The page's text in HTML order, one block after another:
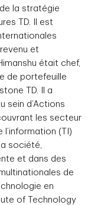
la stratégie
TD. Il est
et
était chef,
de portefeuille
TD. Il a
sein d’Actions
les secteur
(TI)
société,
et dans des
de
en
of Technology